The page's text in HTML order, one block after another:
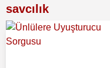
savcılık